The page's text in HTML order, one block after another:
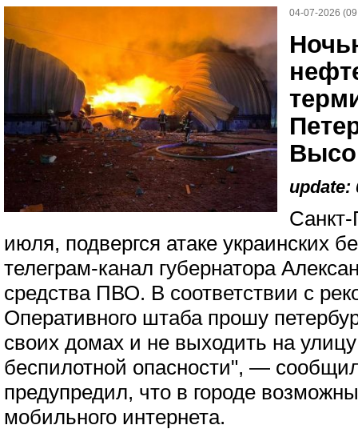
04-07-2026
update:
Санкт-
июля, подвергся атаке украинских
телеграм-канал губернатора
средства ПВО. В соответствии с
Оперативного штаба прошу
своих домах и не выходить на
беспилотной опасности", —
предупредил, что в городе
мобильного интернета.